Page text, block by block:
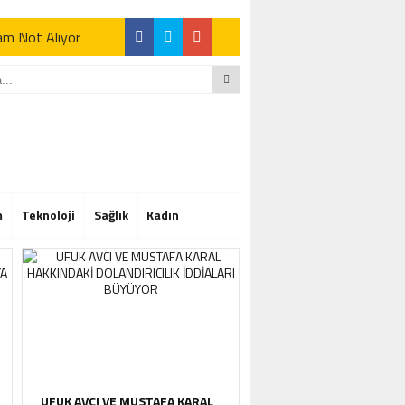
Not Alıyor
Not Alıyor
Teknoloji Sağlık Kadın
UFUK AVCI VE MUSTAFA KARAL